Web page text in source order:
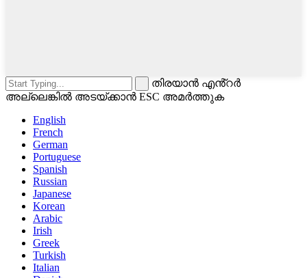
തിരയാൻ എൻ്റർ
അല്ലെങ്കിൽ അടയ്ക്കാൻ ESC അമർത്തുക
English
French
German
Portuguese
Spanish
Russian
Japanese
Korean
Arabic
Irish
Greek
Turkish
Italian